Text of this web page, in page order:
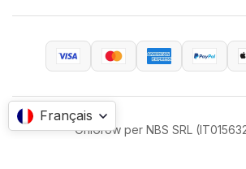
OniGrow per NBS SRL
Français